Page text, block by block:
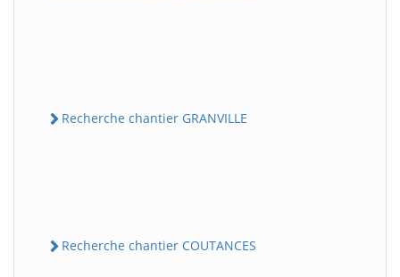
Recherche chantier GRANVILLE
Recherche chantier COUTANCES